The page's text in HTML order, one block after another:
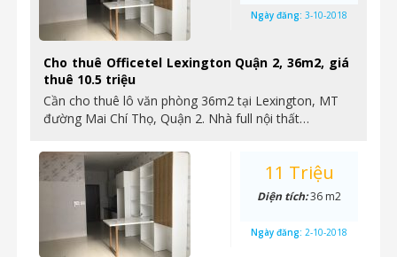
Cho thuê Officetel Lexington Quận 2, 36m2, giá
thuê 10.5 triệu
Cần cho thuê lô văn phòng 36m2 tại Lexington, MT
đường Mai Chí Thọ, Quận 2. Nhà full nội thất…
Ngày đăng: 3-10-2018
11 Triệu
Diện tích:36 m2
Ngày đăng: 2-10-2018